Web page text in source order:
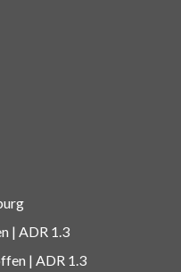
| ADR 1.3
| ADR 1.3